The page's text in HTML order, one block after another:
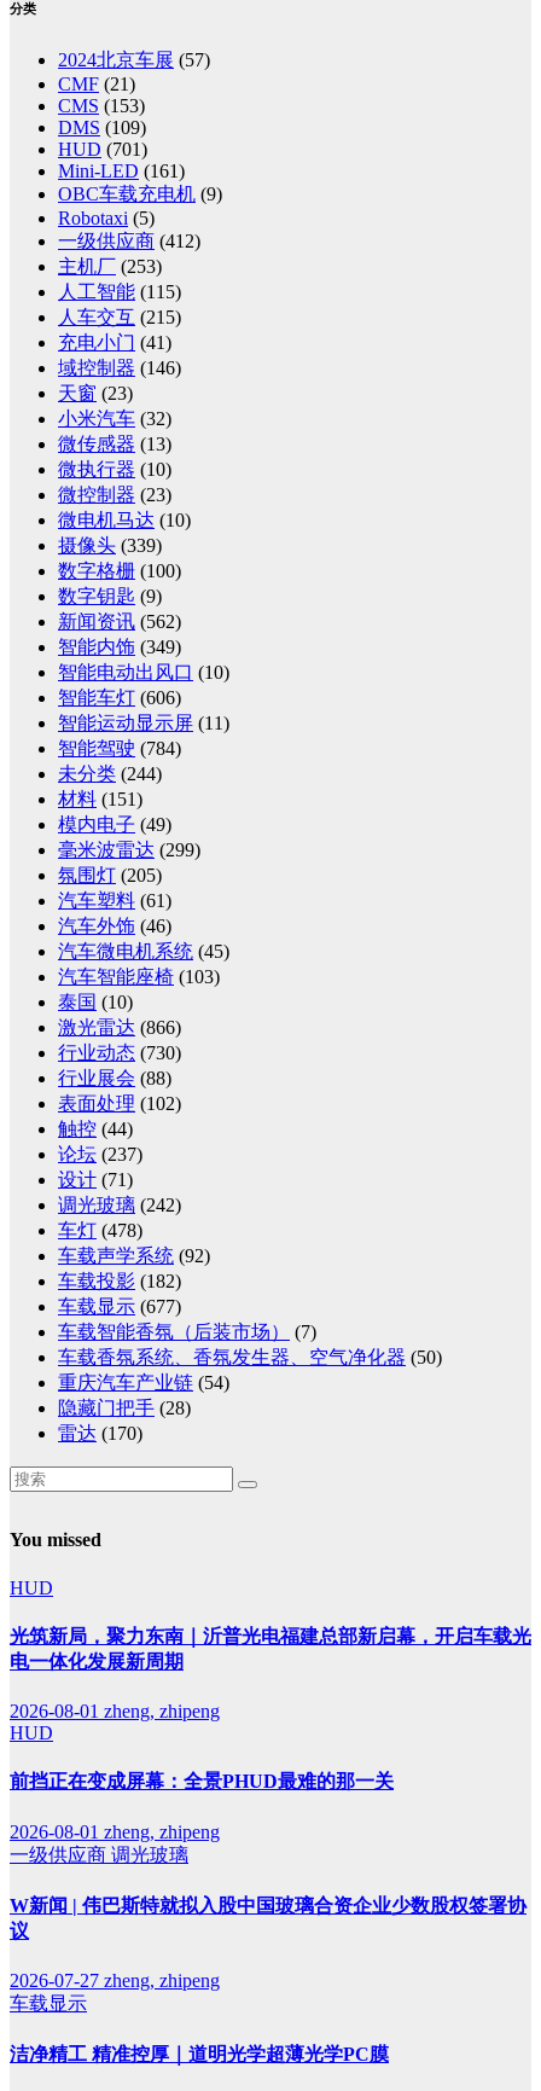
分类
2024北京车展 (57)
CMF (21)
CMS (153)
DMS (109)
HUD (701)
Mini-LED (161)
OBC车载充电机 (9)
Robotaxi (5)
一级供应商 (412)
主机厂 (253)
人工智能 (115)
人车交互 (215)
充电小门 (41)
域控制器 (146)
天窗 (23)
小米汽车 (32)
微传感器 (13)
微执行器 (10)
微控制器 (23)
微电机马达 (10)
摄像头 (339)
数字格栅 (100)
数字钥匙 (9)
新闻资讯 (562)
智能内饰 (349)
智能电动出风口 (10)
智能车灯 (606)
智能运动显示屏 (11)
智能驾驶 (784)
未分类 (244)
材料 (151)
模内电子 (49)
毫米波雷达 (299)
氛围灯 (205)
汽车塑料 (61)
汽车外饰 (46)
汽车微电机系统 (45)
汽车智能座椅 (103)
泰国 (10)
激光雷达 (866)
行业动态 (730)
行业展会 (88)
表面处理 (102)
触控 (44)
论坛 (237)
设计 (71)
调光玻璃 (242)
车灯 (478)
车载声学系统 (92)
车载投影 (182)
车载显示 (677)
车载智能香氛（后装市场）
(7)
车载香氛系统、香氛发生器、空气净化器 (50)
重庆汽车产业链 (54)
隐藏门把手 (28)
雷达 (170)
You missed
HUD
光筑新局，聚力东南｜沂普光电福建总部新启幕，开启车载光
电一体化发展新周期
2026-08-01 zheng, zhipeng
HUD
前挡正在变成屏幕：全景PHUD最难的那一关
2026-08-01 zheng, zhipeng
一级供应商 调光玻璃
W新闻 | 伟巴斯特就拟入股中国玻璃合资企业少数股权签署协
议
2026-07-27 zheng, zhipeng
车载显示
洁净精工 精准控厚｜道明光学超薄光学PC膜